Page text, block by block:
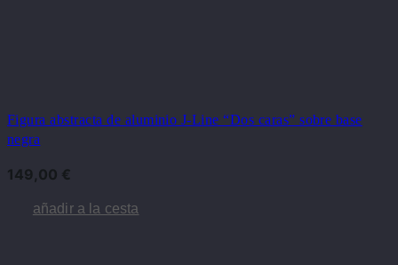
Figura abstracta de aluminio J-Line “Dos caras” sobre base
negra
149,00 €
añadir a la cesta